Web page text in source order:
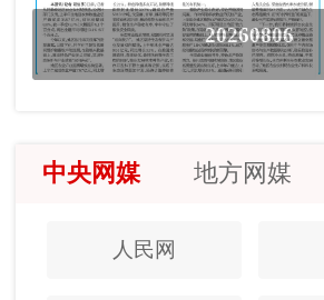
20260806
中央网媒 地方网媒
人民网